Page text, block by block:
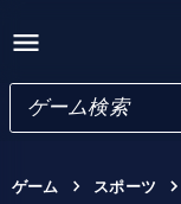
ゲーム スポーツ